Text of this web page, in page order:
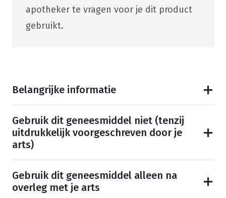
apotheker te vragen voor je dit product
gebruikt.
Belangrijke informatie
Gebruik dit geneesmiddel niet (tenzij
uitdrukkelijk voorgeschreven door je
arts)
Gebruik dit geneesmiddel alleen na
overleg met je arts